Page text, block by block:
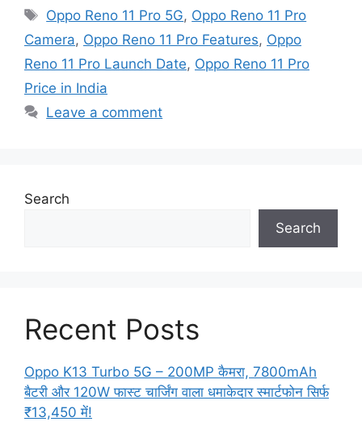
Tags
Oppo Reno 11 Pro 5G, Oppo Reno 11 Pro
Camera, Oppo Reno 11 Pro Features, Oppo
Reno 11 Pro Launch Date, Oppo Reno 11 Pro
Price in India
Leave a comment
Search
Search
Recent Posts
Oppo K13 Turbo 5G – 200MP कैमरा, 7800mAh
बैटरी और 120W फास्ट चार्जिंग वाला धमाकेदार स्मार्टफोन सिर्फ
₹13,450 में!